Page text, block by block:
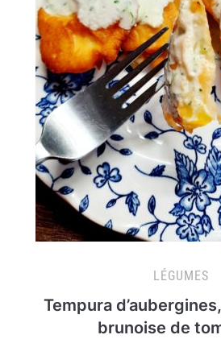
LÉGUMES
Tempura
brunoise de